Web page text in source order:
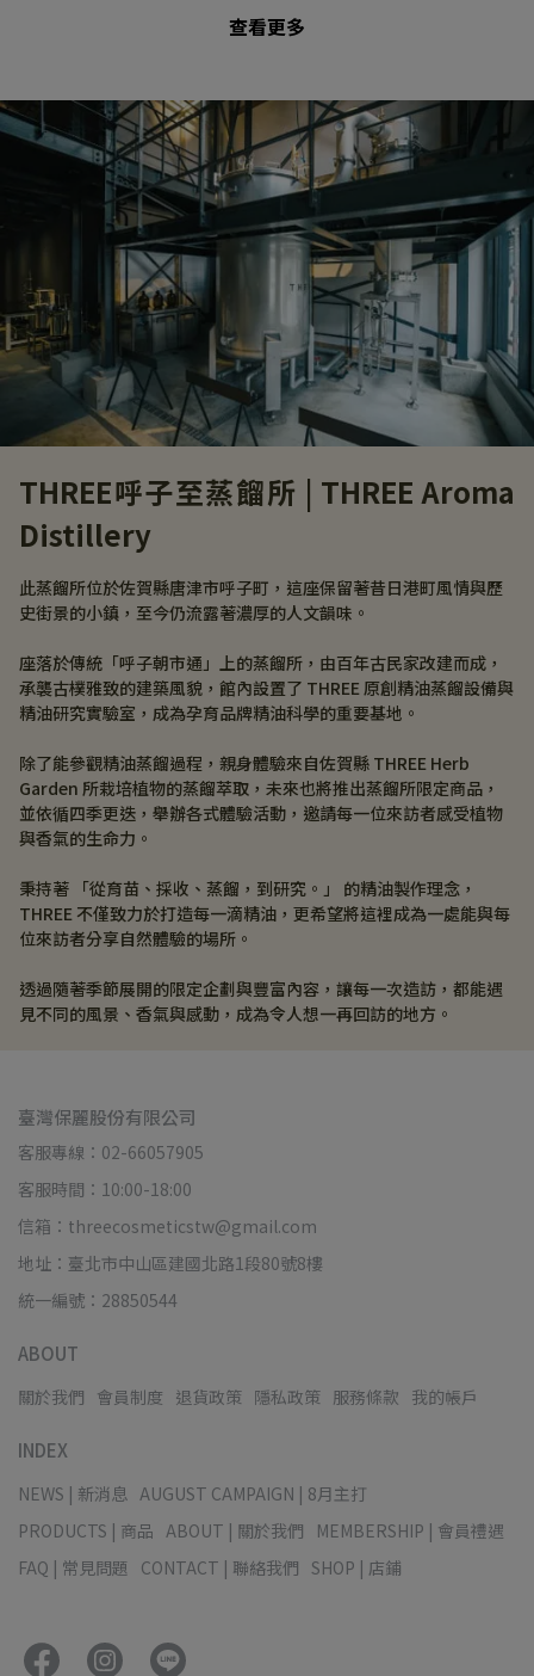
查看更多
THREE呼子至蒸餾所 | THREE Aroma
Distillery
此蒸餾所位於佐賀縣唐津市呼子町，這座保留著昔日港町風情與歷
史街景的小鎮，至今仍流露著濃厚的人文韻味。
座落於傳統「呼子朝市通」上的蒸餾所，由百年古民家改建而成，
承襲古樸雅致的建築風貌，館內設置了 THREE 原創精油蒸餾設備與
精油研究實驗室，成為孕育品牌精油科學的重要基地。
除了能參觀精油蒸餾過程，親身體驗來自佐賀縣 THREE Herb
Garden 所栽培植物的蒸餾萃取，未來也將推出蒸餾所限定商品，
並依循四季更迭，舉辦各式體驗活動，邀請每一位來訪者感受植物
與香氣的生命力。
秉持著 「從育苗、採收、蒸餾，到研究。」 的精油製作理念，
THREE 不僅致力於打造每一滴精油，更希望將這裡成為一處能與每
位來訪者分享自然體驗的場所。
透過隨著季節展開的限定企劃與豐富內容，讓每一次造訪，都能遇
見不同的風景、香氣與感動，成為令人想一再回訪的地方。
臺灣保麗股份有限公司
客服專線：02-66057905
客服時間：10:00-18:00
信箱：threecosmeticstw@gmail.com
地址：臺北市中山區建國北路1段80號8樓
統一編號：28850544
ABOUT
關於我們 會員制度 退貨政策 隱私政策 服務條款 我的帳戶
INDEX
NEWS | 新消息 AUGUST CAMPAIGN | 8月主打
PRODUCTS | 商品 ABOUT | 關於我們
MEMBERSHIP | 會員禮遇
FAQ | 常見問題 CONTACT | 聯絡我們 SHOP | 店鋪